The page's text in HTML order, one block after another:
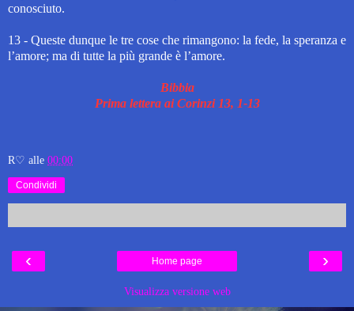
conosciuto.
13 - Queste dunque le tre cose che rimangono: la fede, la speranza e
l’amore; ma di tutte la più grande è l’amore.
Bibbia
Prima lettera ai Corinzi 13, 1-13
R♡ alle 00:00
Condividi
‹ ›
Home page
Visualizza versione web